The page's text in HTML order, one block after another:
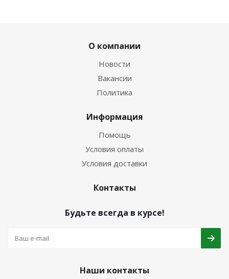
О компании
Новости
Вакансии
Политика
Информация
Помощь
Условия оплаты
Условия доставки
Контакты
Будьте всегда в курсе!
Наши контакты